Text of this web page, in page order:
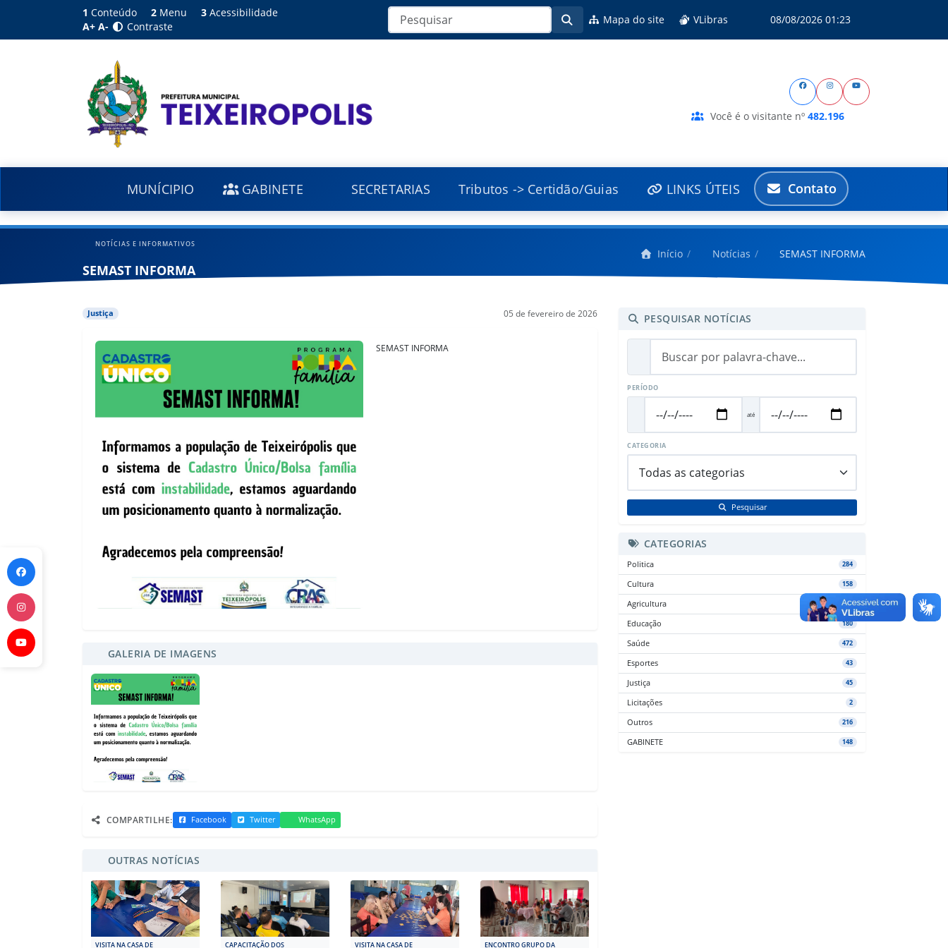
1 Conteúdo 2 Menu 3 Acessibilidade
A+ A- Contraste
Mapa do site VLibras 08/08/2026 01:23
Você é o visitante nº 482.196
MUNÍCIPIO GABINETE SECRETARIAS Tributos -> Certidão/Guias LINKS ÚTEIS Contato
NOTÍCIAS E INFORMATIVOS
SEMAST INFORMA
Início Notícias SEMAST INFORMA
Justiça 05 de fevereiro de 2026
SEMAST INFORMA
GALERIA DE IMAGENS
COMPARTILHE: Facebook Twitter WhatsApp
OUTRAS NOTÍCIAS
VISITA NA CASA DE CAPACITAÇÃO DOS VISITA NA CASA DE ENCONTRO GRUPO DA
PESQUISAR NOTÍCIAS
PERÍODO
até
CATEGORIA
Pesquisar
CATEGORIAS
Politica 284
Cultura 158
Agricultura 38
Educação 180
Saúde 472
Esportes 43
Justiça 45
Licitações 2
Outros 216
GABINETE 148